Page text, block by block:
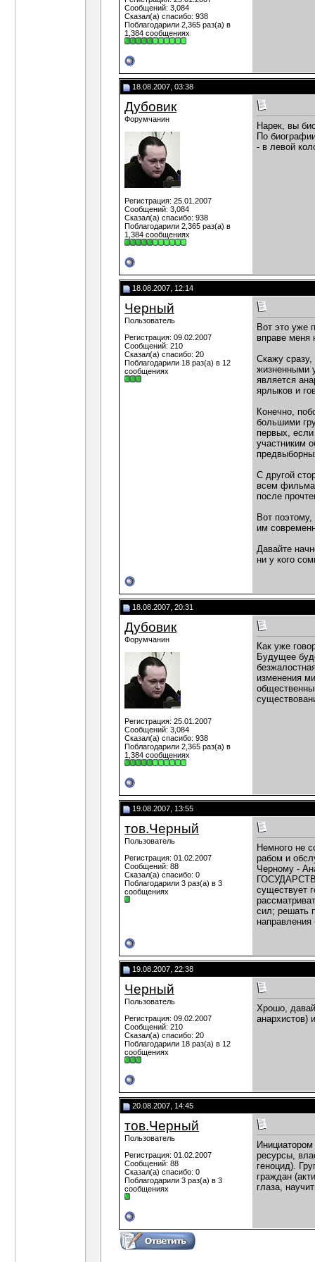
Сообщений: 3,084
Сказал(а) спасибо: 938
Поблагодарили 2,365 раз(а) в
1,384 сообщениях
18.08.2007, 03:38
Дубовик
Форумчанин
Регистрация: 25.01.2007
Сообщений: 3,084
Сказал(а) спасибо: 938
Поблагодарили 2,365 раз(а) в
1,384 сообщениях
Нарек, вы
По
- в левой
18.08.2007, 12:14
Черный
Пользователь
Регистрация: 09.02.2007
Сообщений: 210
Сказал(а) спасибо: 20
Поблагодарили 18 раз(а) в 12
сообщениях
Вот это уже
вправе меня
Скажу
жизненными
является
ярлыков и
Конечно,
большими
первых,
участниким
С другой
всем
после
Вот
им
Давайте
ни у кого
18.08.2007, 20:31
Дубовик
Форумчанин
Регистрация: 25.01.2007
Сообщений: 3,084
Сказал(а) спасибо: 938
Поблагодарили 2,365 раз(а) в
1,384 сообщениях
Как уже
Будущее
изменения
19.08.2007, 13:55
тов.Черный
Пользователь
Регистрация: 01.02.2007
Сообщений: 88
Сказал(а) спасибо: 0
Поблагодарили 3 раз(а) в 3
сообщениях
Немного не
рабом и
Черному -
существует
сил; решать
19.08.2007, 22:38
Черный
Пользователь
Регистрация: 09.02.2007
Сообщений: 210
Сказал(а) спасибо: 20
Поблагодарили 18 раз(а) в 12
сообщениях
Хрошо,
анархистов)
20.08.2007, 14:45
тов.Черный
Пользователь
Регистрация: 01.02.2007
Сообщений: 88
Сказал(а) спасибо: 0
Поблагодарили 3 раз(а) в 3
сообщениях
ресурсы,
геноцид).
граждан
глаза,